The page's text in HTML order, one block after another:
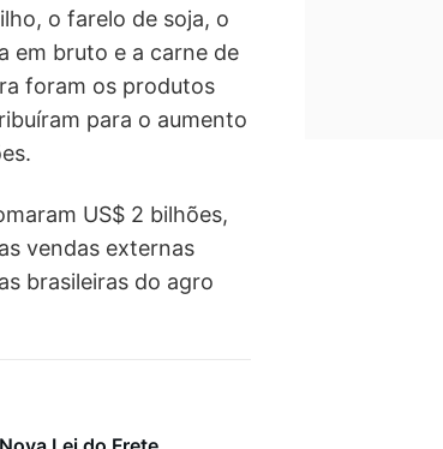
o farelo de soja, o
em bruto e a carne de
foram os produtos
para o aumento
US$ 2 bilhões,
vendas externas
brasileiras do agro